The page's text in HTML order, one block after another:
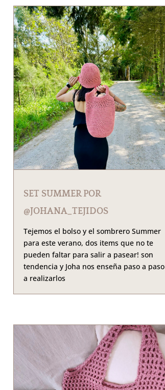
SET SUMMER POR
@JOHANA_TEJIDOS
Tejemos el bolso y el sombrero Summer
para este verano, dos items que no te
pueden faltar para salir a pasear! son
tendencia y Joha nos enseña paso a paso
a realizarlos